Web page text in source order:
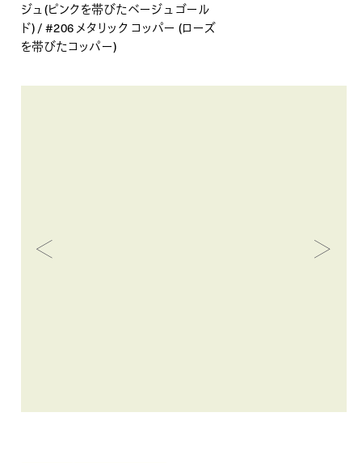
ジュ (ピンクを帯びたベージュ ゴール
ド) / #206 メタリック コッパー (ローズ
を帯びたコッパー)